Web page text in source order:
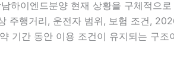
하이엔드분양 현재 상황을 구체적으
행거리, 운전자 범위, 보험 조건,
기간 동안 이용 조건이 유지되는 구